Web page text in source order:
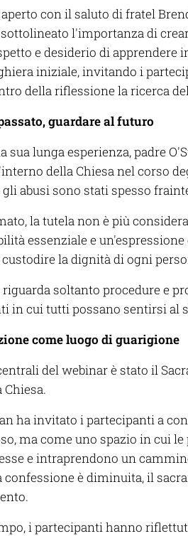
con il saluto di fratel
sottolineato l'importanza di
e desiderio di apprendere
iniziale, invitando i
della riflessione la ricerca
guardare al futuro
sua lunga esperienza, padre
della Chiesa nel corso
abusi sono stati spesso
la tutela non è più
essenziale e
la dignità di ogni
soltanto procedure e
in cui tutti possano sentirsi al
come luogo di guarigione
del webinar è stato il
ha invitato i partecipanti a
ma come uno spazio in cui
e intraprendono un
confessione è diminuita, il
i partecipanti hanno